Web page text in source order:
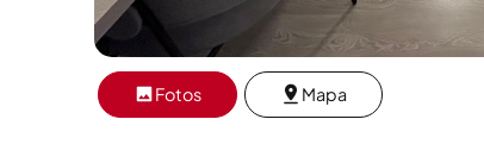
Fotos Mapa